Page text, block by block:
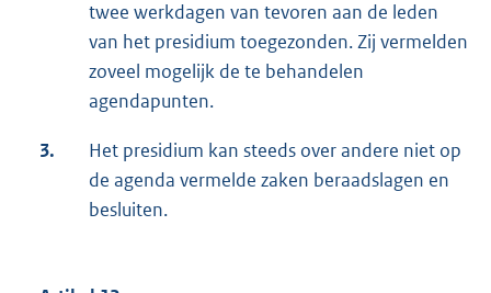
twee werkdagen van tevoren aan de leden
van het presidium toegezonden. Zij vermelden
zoveel mogelijk de te behandelen
agendapunten.
3.
Het presidium kan steeds over andere niet op
de agenda vermelde zaken beraadslagen en
besluiten.